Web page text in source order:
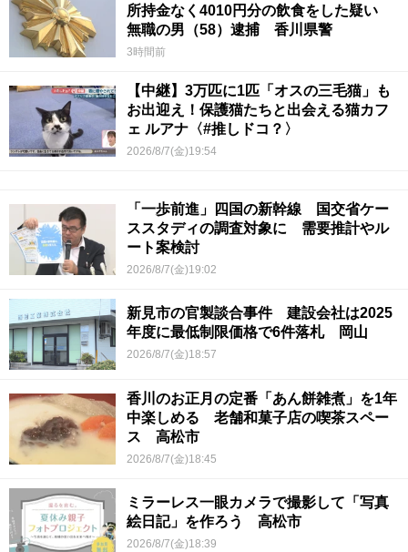
所持金なく4010円分の飲食をした疑い
無職の男（58）逮捕 香川県警
3時間前
【中継】3万匹に1匹「オスの三毛猫」も
お出迎え！保護猫たちと出会える猫カフ
ェ ルアナ〈#推しドコ？〉
2026/8/7(金)19:54
「一歩前進」四国の新幹線 国交省ケー
ススタディの調査対象に 需要推計やル
ート案検討
2026/8/7(金)19:02
新見市の官製談合事件 建設会社は2025
年度に最低制限価格で6件落札 岡山
2026/8/7(金)18:57
香川のお正月の定番「あん餅雑煮」を1年
中楽しめる 老舗和菓子店の喫茶スペー
ス 高松市
2026/8/7(金)18:45
ミラーレス一眼カメラで撮影して「写真
絵日記」を作ろう 高松市
2026/8/7(金)18:39